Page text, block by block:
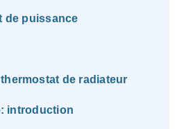
de puissance
de radiateur
introduction